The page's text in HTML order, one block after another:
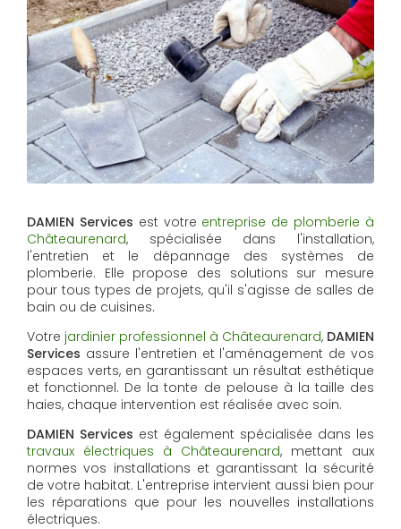
DAMIEN Services est votre entreprise de plomberie à
Châteaurenard, spécialisée dans l'installation,
l'entretien et le dépannage des systèmes de
plomberie. Elle propose des solutions sur mesure
pour tous types de projets, qu'il s'agisse de salles de
bain ou de cuisines.
Votre jardinier professionnel à Châteaurenard, DAMIEN
Services assure l'entretien et l'aménagement de vos
espaces verts, en garantissant un résultat esthétique
et fonctionnel. De la tonte de pelouse à la taille des
haies, chaque intervention est réalisée avec soin.
DAMIEN Services est également spécialisée dans les
travaux électriques à Châteaurenard, mettant aux
normes vos installations et garantissant la sécurité
de votre habitat. L'entreprise intervient aussi bien pour
les réparations que pour les nouvelles installations
électriques.